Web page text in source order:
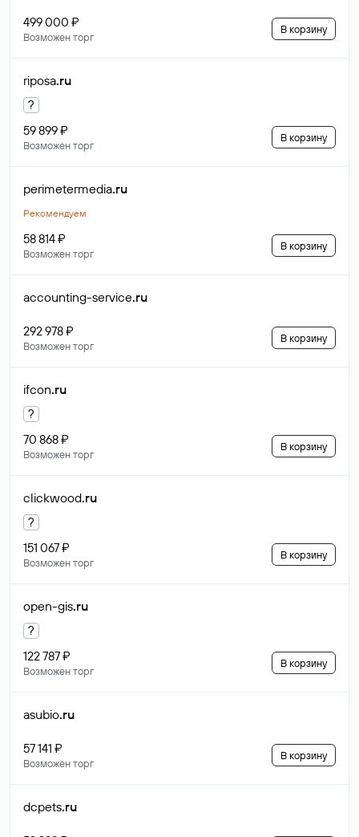
499 000 ₽
Возможен торг
В корзину
riposa.ru
?
59 899 ₽
Возможен торг
В корзину
perimetermedia.ru
Рекомендуем
58 814 ₽
Возможен торг
В корзину
accounting-service.ru
292 978 ₽
Возможен торг
В корзину
ifcon.ru
?
70 868 ₽
Возможен торг
В корзину
clickwood.ru
?
151 067 ₽
Возможен торг
В корзину
open-gis.ru
?
122 787 ₽
Возможен торг
В корзину
asubio.ru
57 141 ₽
Возможен торг
В корзину
dcpets.ru